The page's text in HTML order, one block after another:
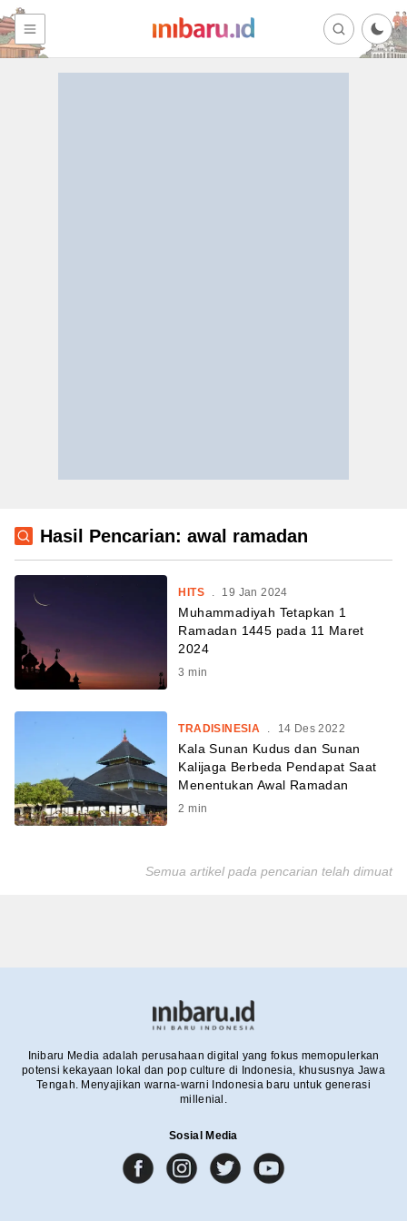
Hasil Pencarian: awal ramadan
HITS . 19 Jan 2024
Muhammadiyah Tetapkan 1
Ramadan 1445 pada 11 Maret
2024
3 min
TRADISINESIA . 14 Des 2022
Kala Sunan Kudus dan Sunan
Kalijaga Berbeda Pendapat Saat
Menentukan Awal Ramadan
2 min
Semua artikel pada pencarian telah dimuat
Inibaru Media adalah perusahaan digital yang fokus memopulerkan
potensi kekayaan lokal dan pop culture di Indonesia, khususnya Jawa
Tengah. Menyajikan warna-warni Indonesia baru untuk generasi
millenial.
Sosial Media